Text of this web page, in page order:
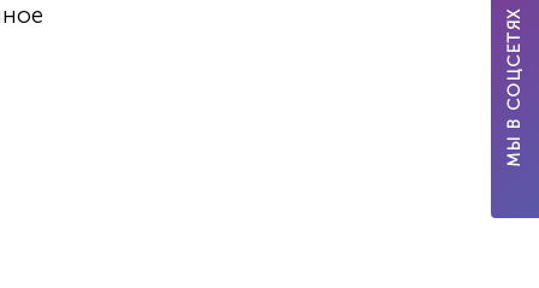
МЫ В СОЦСЕТЯХ